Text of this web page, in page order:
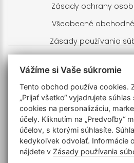
Zásady ochrany
Všeobecné
Zásady používania
Kontakty
Branislav
Turčianska
900 28
Slovenská
IČO: 51203758
Vážíme si Vaše súkromie
Tento obchod používa cookies.
„Prijať všetko“ vyjadrujete
cookies na personalizáciu,
účely. Kliknutím na „Predvoľby“
účelov, s ktorými súhlasíte.
kedykoľvek odvolať. Informácie
nájdete v Zásady používania